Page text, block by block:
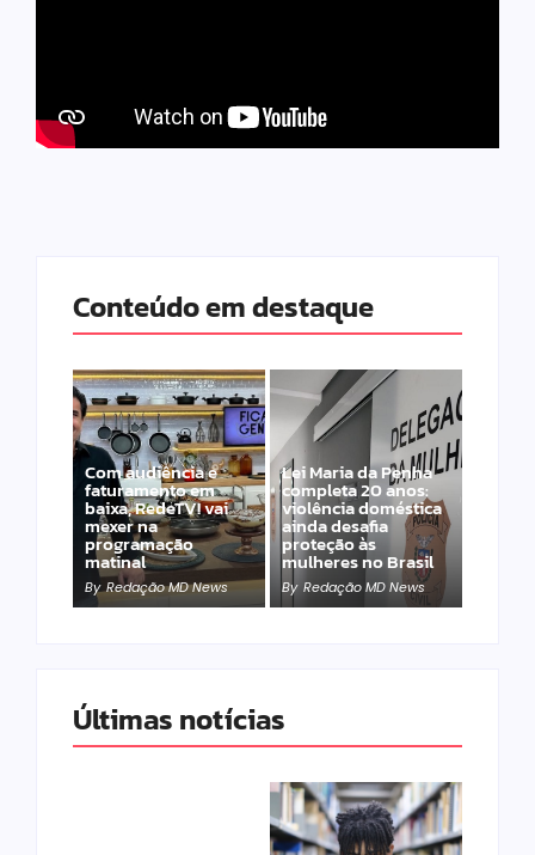
Conteúdo em destaque
Com audiência e
faturamento em
baixa, RedeTV! vai
mexer na
programação
matinal
By Redação MD News
Lei Maria da Penha
completa 20 anos:
violência doméstica
ainda desafia
proteção às
mulheres no Brasil
By Redação MD News
Últimas notícias